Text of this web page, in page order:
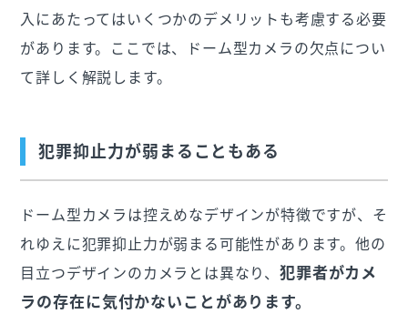
入にあたってはいくつかのデメリットも考慮する必要
があります。ここでは、ドーム型カメラの欠点につい
て詳しく解説します。
犯罪抑止力が弱まることもある
ドーム型カメラは控えめなデザインが特徴ですが、そ
れゆえに犯罪抑止力が弱まる可能性があります。他の
目立つデザインのカメラとは異なり、犯罪者がカメ
ラの存在に気付かないことがあります。